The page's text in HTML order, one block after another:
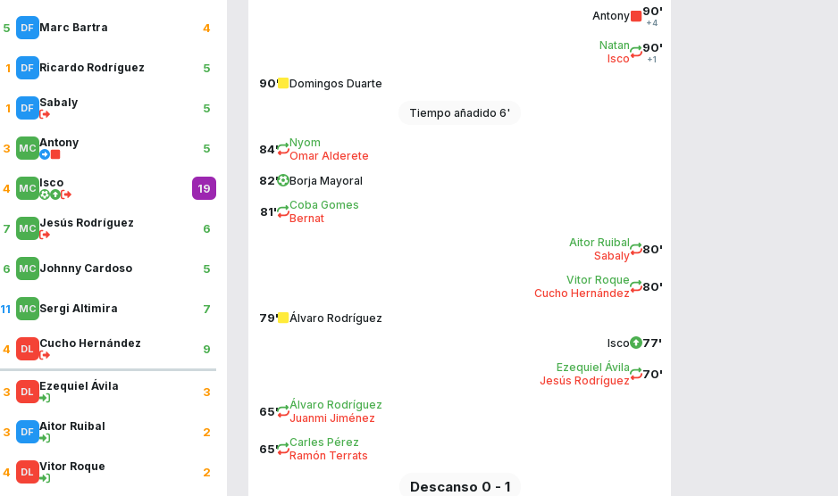
5
1
1
3
4
7
6
11
4
3
3
4
Marc Bartra 4
Ricardo Rodríguez 5
Sabaly 5
Antony 5
Isco 19
Jesús Rodríguez 6
Johnny Cardoso 5
Sergi Altimira 7
Cucho Hernández 9
Ezequiel Ávila 3
Aitor Ruibal 2
Vitor Roque 2
90'
+4
Antony
90'
+1
Natan
Isco
90' Domingos Duarte
Tiempo añadido 6'
84'
Nyom
Omar Alderete
82' Borja Mayoral
81'
Coba Gomes
Bernat
80'
Aitor Ruibal
Sabaly
80'
Vitor Roque
Cucho Hernández
79' Álvaro Rodríguez
77'
Isco
70'
Ezequiel Ávila
Jesús Rodríguez
65'
Álvaro Rodríguez
Juanmi Jiménez
65'
Carles Pérez
Ramón Terrats
Descanso 0 - 1